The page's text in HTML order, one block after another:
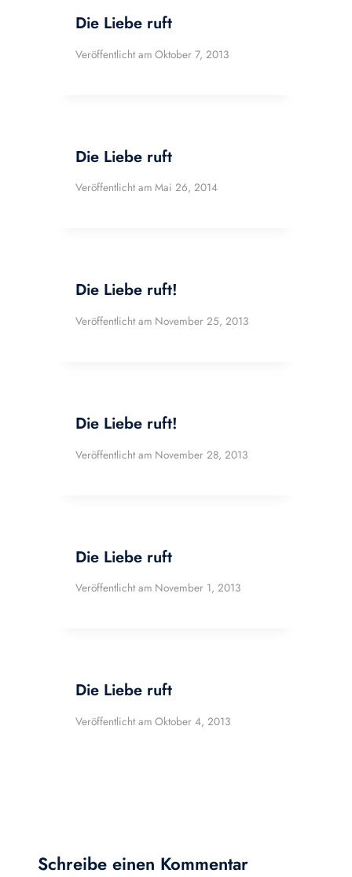
Die Liebe ruft
Veröffentlicht am Oktober 7, 2013
Die Liebe ruft
Veröffentlicht am Mai 26, 2014
Die Liebe ruft!
Veröffentlicht am November 25, 2013
Die Liebe ruft!
Veröffentlicht am November 28, 2013
Die Liebe ruft
Veröffentlicht am November 1, 2013
Die Liebe ruft
Veröffentlicht am Oktober 4, 2013
Schreibe einen Kommentar